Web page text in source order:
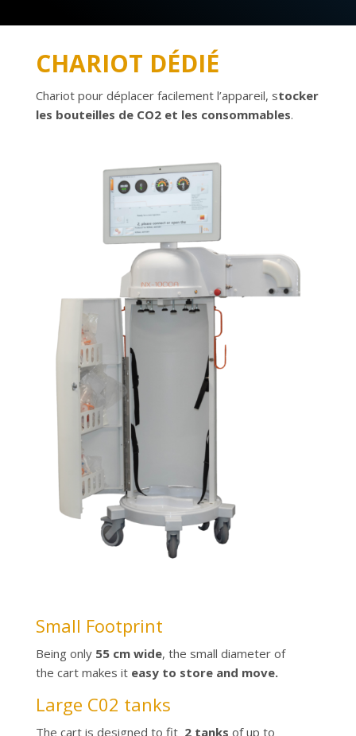
CHARIOT DÉDIÉ
Chariot pour déplacer facilement l’appareil, stocker
les bouteilles de CO2 et les consommables.
Small Footprint
Being only55 cm wide, the small diameter of
the cart makes it easy to store and move.
Large C02 tanks
The cart is designed to fit 2 tanks of up to